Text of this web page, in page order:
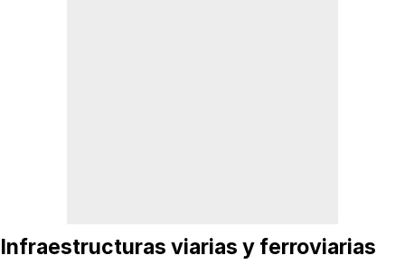
Infraestructuras viarias y ferroviarias